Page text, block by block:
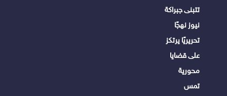
تتبنى جبراكة
نيوز نهجًا
تحريريًا يرتكز
على قضايا
محورية
تمس